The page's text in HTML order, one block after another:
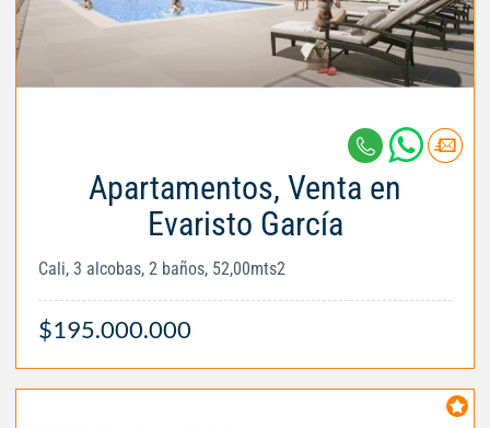
Apartamentos, Venta en
Evaristo García
Cali, 3 alcobas, 2 baños, 52,00mts2
$195.000.000